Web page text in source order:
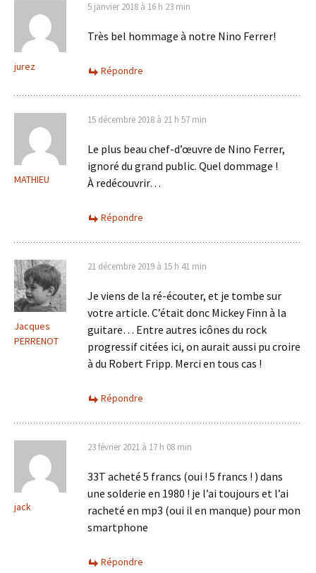
jurez
5 janvier 2018 à 16 h 23 min
Très bel hommage à notre Nino Ferrer!
Répondre
MATHIEU
15 décembre 2018 à 21 h 57 min
Le plus beau chef-d’œuvre de Nino Ferrer,
ignoré du grand public. Quel dommage !
À redécouvrir…
Répondre
Jacques
PERRENOT
21 décembre 2019 à 15 h 41 min
Je viens de la ré-écouter, et je tombe sur
votre article. C’était donc Mickey Finn à la
guitare… Entre autres icônes du rock
progressif citées ici, on aurait aussi pu croire
à du Robert Fripp. Merci en tous cas !
Répondre
jack
23 février 2021 à 17 h 08 min
33T acheté 5 francs (oui ! 5 francs ! ) dans
une solderie en 1980 ! je l’ai toujours et l’ai
racheté en mp3 (oui il en manque) pour mon
smartphone
Répondre